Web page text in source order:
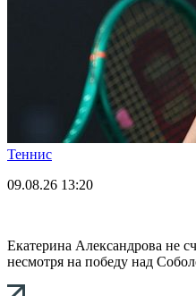
Теннис
09.08.26 13:20
Екатерина Александрова не
несмотря на победу над